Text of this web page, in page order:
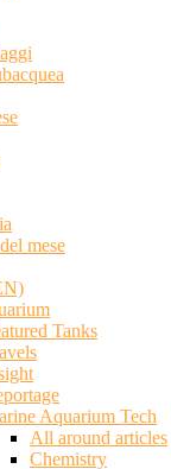
mese
Tanks
Aquarium Tech
All around articles
Chemistry